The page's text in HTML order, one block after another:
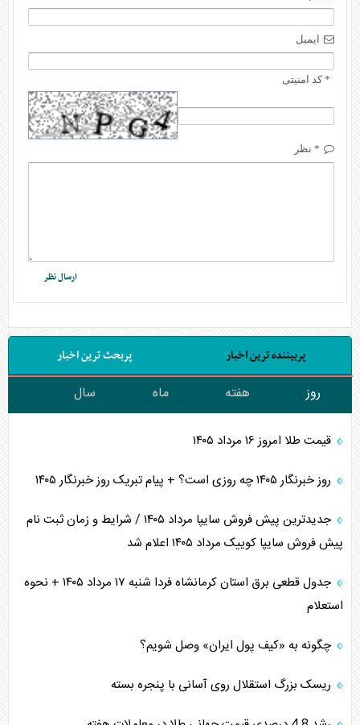
ایمیل
* کد امنیتی
* نظر
پربیننده ترین اخبار پربحث ترین اخبار
روز هفته ماه سال
قیمت طلا امروز ۱۶ مرداد ۱۴۰۵
روز خبرنگار ۱۴۰۵ چه روزی است؟ + پیام تبریک روز خبرنگار ۱۴۰۵
جدیدترین پیش فروش سایپا مرداد ۱۴۰۵ / شرایط و زمان ثبت نام
پیش فروش سایپا کوییک مرداد ۱۴۰۵ اعلام شد
جدول قطعی برق استان کرمانشاه فردا شنبه ۱۷ مرداد ۱۴۰۵ + نحوه
استعلام
چگونه به «کیف پول ایران» وصل شویم؟
ریسک بزرگ استقلال روی آسانی با پنجره بسته